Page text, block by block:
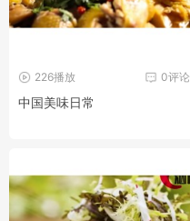
0评论
226播放
中国美味日常